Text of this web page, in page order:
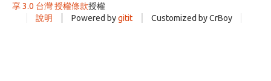
享 3.0 台灣 授權條款授權
說明
Powered bygitit Customized by CrBoy